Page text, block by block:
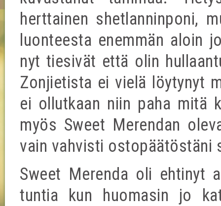
herttainen shetlanninponi,
luonteesta enemmän aloin
nyt tiesivät että olin
Zonjietista ei vielä löytynyt
ei ollutkaan niin paha mitä
myös Sweet Merendan
vain vahvisti ostopäätöstäni
Sweet Merenda oli ehtinyt
tuntia kun huomasin jo